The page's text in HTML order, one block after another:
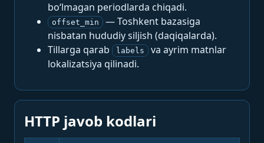
bo‘lmagan periodlarda chiqadi.
offset_min
— Toshkent bazasiga
nisbatan hududiy siljish (daqiqalarda).
Tillarga qarab
labels
va ayrim matnlar
lokalizatsiya qilinadi.
HTTP javob kodlari